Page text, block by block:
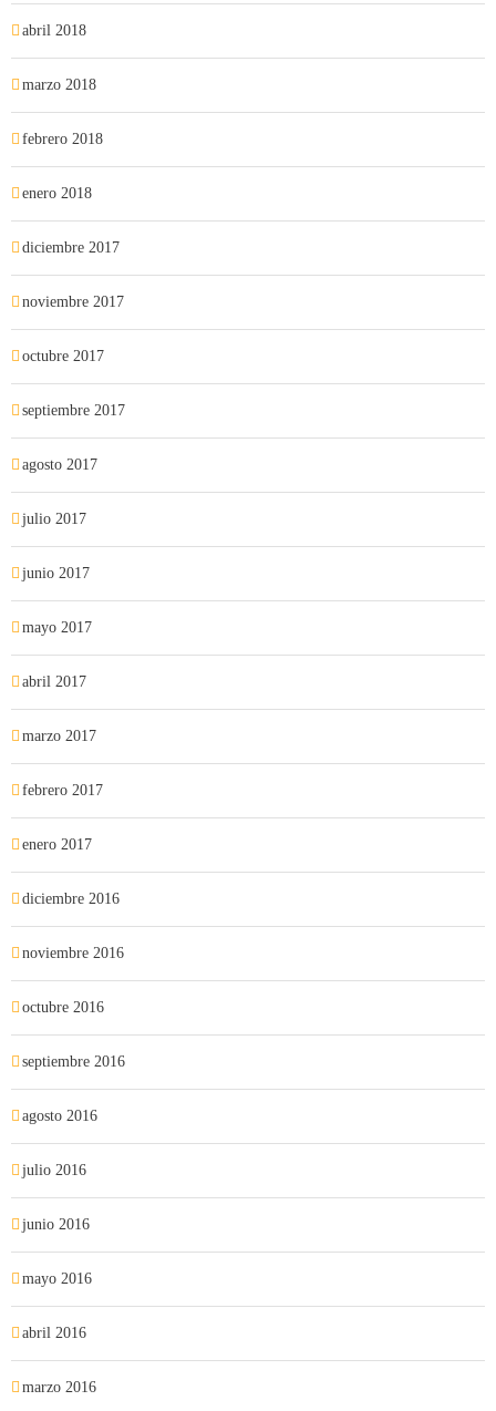
abril 2018
marzo 2018
febrero 2018
enero 2018
diciembre 2017
noviembre 2017
octubre 2017
septiembre 2017
agosto 2017
julio 2017
junio 2017
mayo 2017
abril 2017
marzo 2017
febrero 2017
enero 2017
diciembre 2016
noviembre 2016
octubre 2016
septiembre 2016
agosto 2016
julio 2016
junio 2016
mayo 2016
abril 2016
marzo 2016